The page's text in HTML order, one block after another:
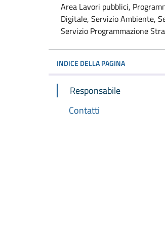
Area Lavori pubblici,
Digitale, Servizio Ambiente,
Servizio Programmazione
INDICE DELLA PAGINA
Responsabile
Contatti